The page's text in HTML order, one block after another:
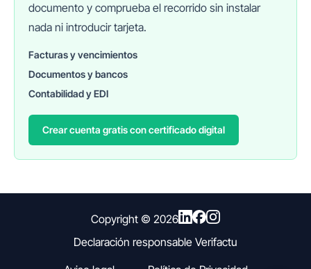
documento y comprueba el recorrido sin instalar
nada ni introducir tarjeta.
Facturas y vencimientos
Documentos y bancos
Contabilidad y EDI
Crear cuenta gratis con certificado digital
Copyright © 2026
Declaración responsable Verifactu
FINANEDI
Hablemos ahora
Pedir información sobre FinanEDI